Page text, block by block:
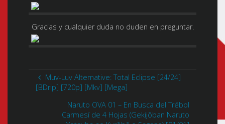
Gracias y cualquier duda no duden en preguntar.
Muv-Luv Alternative: Total Eclipse [24/24]
[BDrip] [720p] [Mkv] [Mega]
Naruto OVA 01 – En Busca del Trébol
Carmesí de 4 Hojas (Gekijōban Naruto